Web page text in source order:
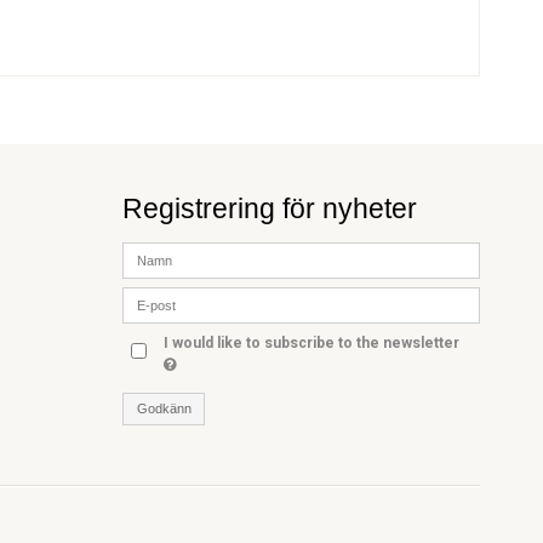
Registrering för nyheter
I would like to subscribe to the newsletter
Godkänn